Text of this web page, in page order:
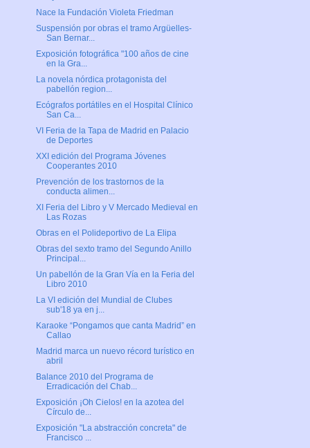
Nace la Fundación Violeta Friedman
Suspensión por obras el tramo Argüelles-
San Bernar...
Exposición fotográfica "100 años de cine
en la Gra...
La novela nórdica protagonista del
pabellón region...
Ecógrafos portátiles en el Hospital Clínico
San Ca...
VI Feria de la Tapa de Madrid en Palacio
de Deportes
XXI edición del Programa Jóvenes
Cooperantes 2010
Prevención de los trastornos de la
conducta alimen...
XI Feria del Libro y V Mercado Medieval en
Las Rozas
Obras en el Polideportivo de La Elipa
Obras del sexto tramo del Segundo Anillo
Principal...
Un pabellón de la Gran Vía en la Feria del
Libro 2010
La VI edición del Mundial de Clubes
sub'18 ya en j...
Karaoke “Pongamos que canta Madrid” en
Callao
Madrid marca un nuevo récord turístico en
abril
Balance 2010 del Programa de
Erradicación del Chab...
Exposición ¡Oh Cielos! en la azotea del
Círculo de...
Exposición "La abstracción concreta" de
Francisco ...